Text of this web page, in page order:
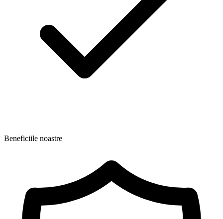
Beneficiile noastre